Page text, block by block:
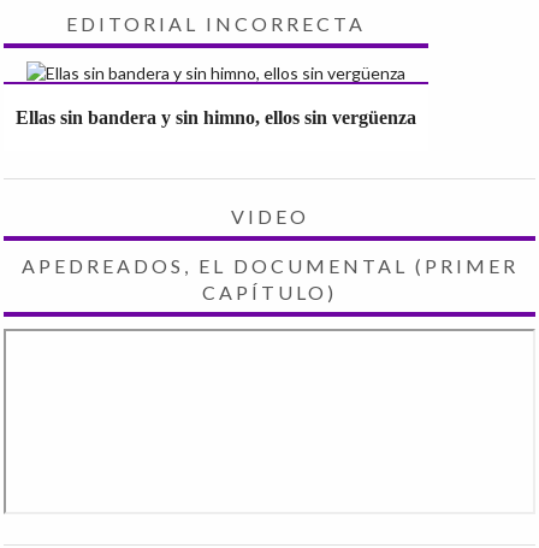
EDITORIAL INCORRECTA
Ellas sin bandera y sin himno, ellos sin vergüenza
VIDEO
APEDREADOS, EL DOCUMENTAL (PRIMER
CAPÍTULO)